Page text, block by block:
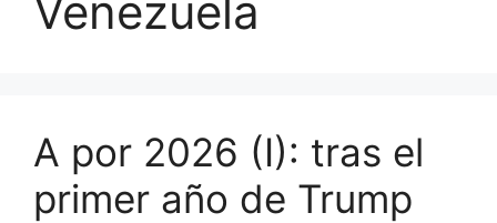
Venezuela
A por 2026 (I): tras el
primer año de Trump